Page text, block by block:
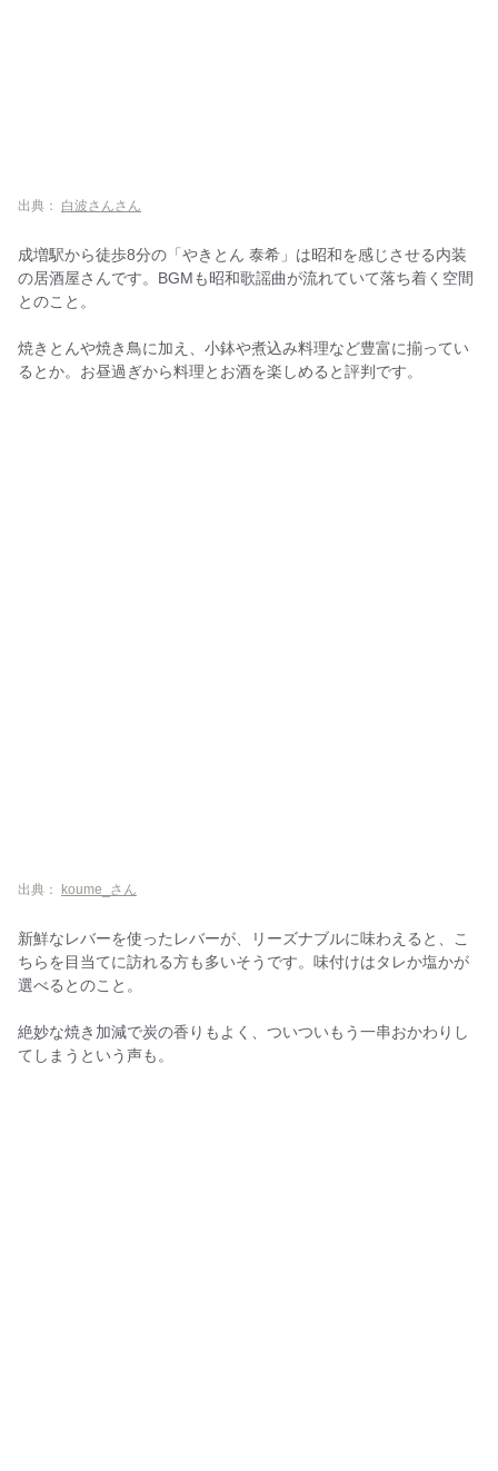
出典： 白波さんさん
成増駅から徒歩8分の「やきとん 泰希」は昭和を感じさせる内装
の居酒屋さんです。BGMも昭和歌謡曲が流れていて落ち着く空間
とのこと。
焼きとんや焼き鳥に加え、小鉢や煮込み料理など豊富に揃ってい
るとか。お昼過ぎから料理とお酒を楽しめると評判です。
出典： koume_さん
新鮮なレバーを使ったレバーが、リーズナブルに味わえると、こ
ちらを目当てに訪れる方も多いそうです。味付けはタレか塩かが
選べるとのこと。
絶妙な焼き加減で炭の香りもよく、ついついもう一串おかわりし
てしまうという声も。